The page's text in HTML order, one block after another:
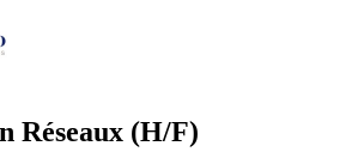
Réseaux (H/F)